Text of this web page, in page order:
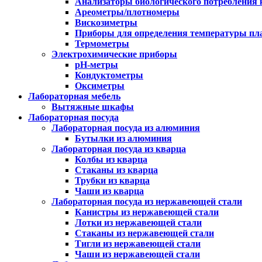
Ареометры/плотномеры
Вискозиметры
Приборы для определения температуры
Термометры
Электрохимические приборы
pH-метры
Кондуктометры
Оксиметры
Лабораторная мебель
Вытяжные шкафы
Лабораторная посуда
Лабораторная посуда из алюминия
Бутылки из алюминия
Лабораторная посуда из кварца
Колбы из кварца
Стаканы из кварца
Трубки из кварца
Чаши из кварца
Лабораторная посуда из нержавеющей стали
Канистры из нержавеющей стали
Лотки из нержавеющей стали
Стаканы из нержавеющей стали
Тигли из нержавеющей стали
Чаши из нержавеющей стали